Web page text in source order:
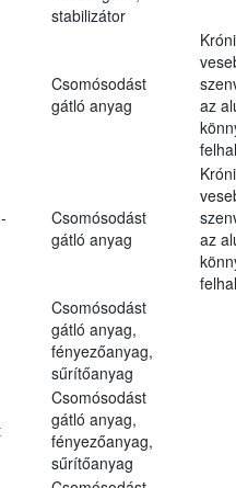
stabilizátor
Csomósodást
gátló anyag
az
Csomósodást
gátló anyag
az
Csomósodást
gátló anyag,
fényezőanyag,
sűrítőanyag
Csomósodást
gátló anyag,
fényezőanyag,
sűrítőanyag